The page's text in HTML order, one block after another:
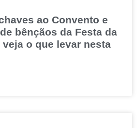
ao Convento e
bênçãos da Festa da
veja o que levar nesta